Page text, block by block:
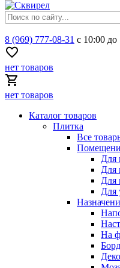
8 (969) 777-08-31 с 10:00
нет товаров
нет товаров
Каталог товаров
Плитка
Все
Для
Для
Для
Для
На